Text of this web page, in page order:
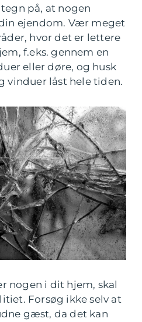
på, at nogen
ejendom. Vær meget
hvor det er lettere
f.eks. gennem en
eller døre, og husk
vinduer låst hele tiden.
nogen i dit hjem, skal
Forsøg ikke selv at
gæst, da det kan